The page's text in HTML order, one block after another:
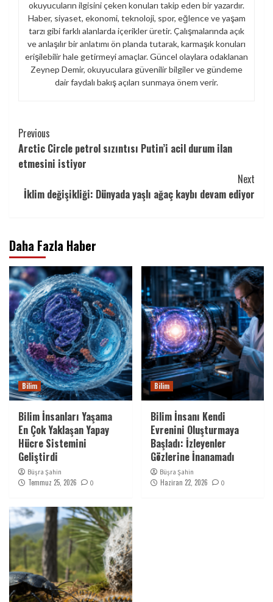
okuyucuların ilgisini çeken konuları takip eden bir yazardır.
Haber, siyaset, ekonomi, teknoloji, spor, eğlence ve yaşam
tarzı gibi farklı alanlarda içerikler üretir. Çalışmalarında açık
ve anlaşılır bir anlatımı ön planda tutarak, karmaşık konuları
erişilebilir hale getirmeyi amaçlar. Güncel olaylara odaklanan
Zeynep Demir, okuyuculara güvenilir bilgiler ve gündeme
dair faydalı bakış açıları sunmaya önem verir.
Continue
Reading
Previous
Arctic Circle petrol sızıntısı Putin’i acil durum ilan
etmesini istiyor
Next
İklim değişikliği: Dünyada yaşlı ağaç kaybı devam ediyor
Daha Fazla Haber
Bilim
Bilim İnsanları Yaşama
En Çok Yaklaşan Yapay
Hücre Sistemini
Geliştirdi
Büşra Şahin
Temmuz 25, 2026 0
Bilim
Bilim İnsanı Kendi
Evrenini Oluşturmaya
Başladı: İzleyenler
Gözlerine İnanamadı
Büşra Şahin
Haziran 22, 2026 0